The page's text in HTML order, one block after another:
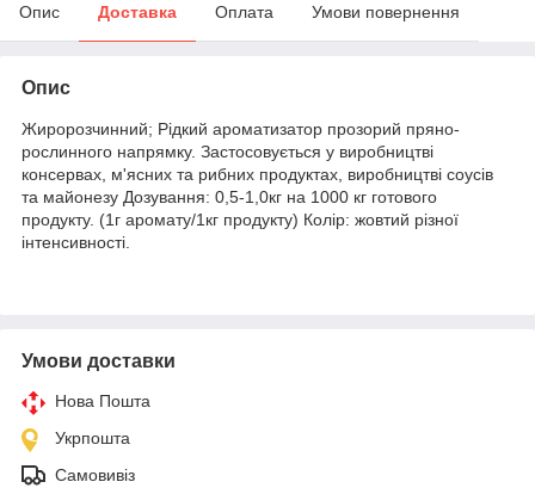
Опис Доставка Оплата Умови повернення
Опис
Жиророзчинний; Рідкий ароматизатор прозорий пряно-
рослинного напрямку. Застосовується у виробництві
консервах, м'ясних та рибних продуктах, виробництві соусів
та майонезу Дозування: 0,5-1,0кг на 1000 кг готового
продукту. (1г аромату/1кг продукту) Колір: жовтий різної
інтенсивності.
Умови доставки
Нова Пошта
Укрпошта
Самовивіз